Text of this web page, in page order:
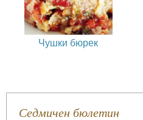
Чушки бюрек
Седмичен бюлетин